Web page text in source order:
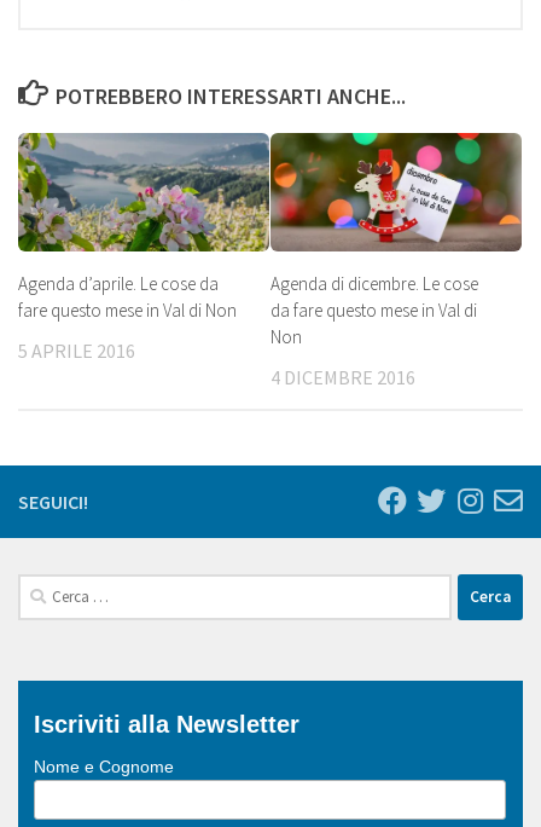
POTREBBERO INTERESSARTI ANCHE...
Agenda d’aprile. Le cose da
fare questo mese in Val di Non
5 APRILE 2016
Agenda di dicembre. Le cose
da fare questo mese in Val di
Non
4 DICEMBRE 2016
SEGUICI!
Ricerca
per:
Iscriviti alla Newsletter
Nome e Cognome